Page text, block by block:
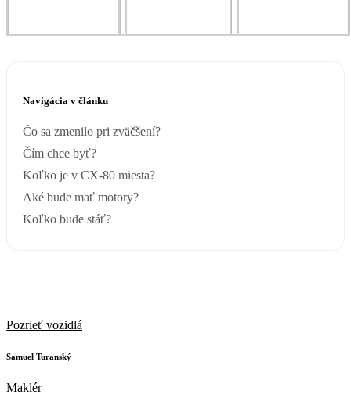
Navigácia v článku
Čo sa zmenilo pri zväčšení?
Čím chce byť?
Koľko je v CX-80 miesta?
Aké bude mať motory?
Koľko bude stáť?
Pozrieť vozidlá
Samuel Turanský
Maklér